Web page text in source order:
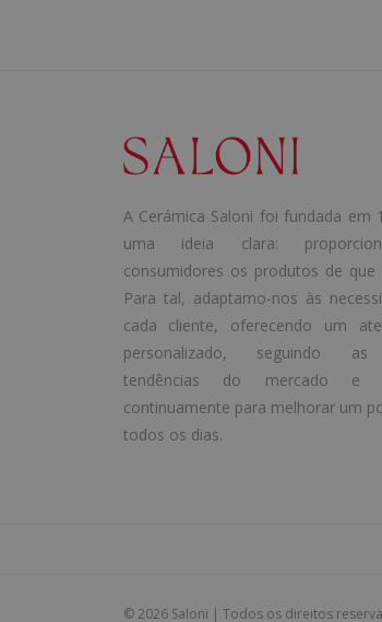
A Cerámica Saloni foi fundada em
uma ideia clara:
consumidores os produtos de que
Para tal, adaptamo-nos às
cada cliente, oferecendo um
personalizado, seguindo as
tendências do mercado e
continuamente para melhorar um
todos os dias.
©2026 Saloni | Todos os direitos